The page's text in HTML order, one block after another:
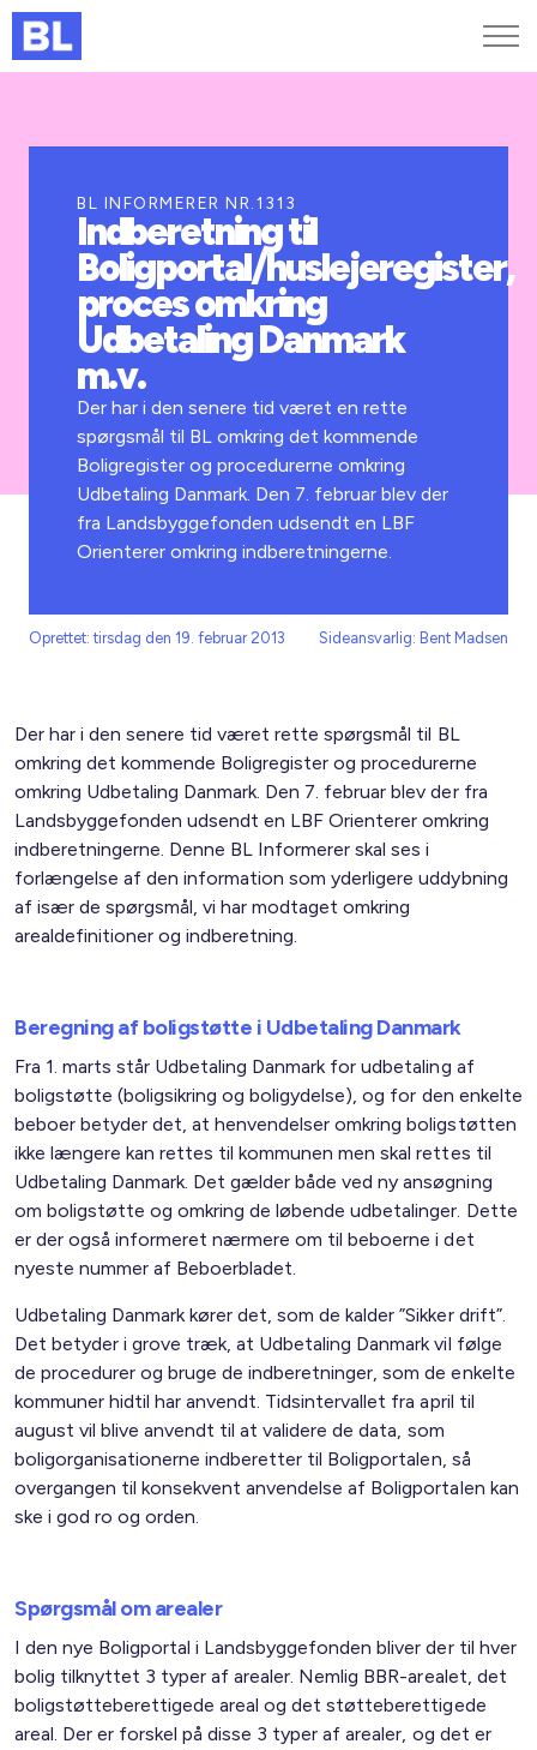
Kurser og arrangementer
Jobportalen
BL INFORMERER NR.1313
Indberetning til
Boligportal/huslejeregister,
proces omkring
Udbetaling Danmark
m.v.
Der har i den senere tid været en rette
spørgsmål til BL omkring det kommende
Boligregister og procedurerne omkring
Udbetaling Danmark. Den 7. februar blev der
fra Landsbyggefonden udsendt en LBF
Orienterer omkring indberetningerne.
Oprettet: tirsdag den 19. februar 2013 Sideansvarlig: Bent Madsen
Der har i den senere tid været rette spørgsmål til BL
omkring det kommende Boligregister og procedurerne
omkring Udbetaling Danmark. Den 7. februar blev der fra
Landsbyggefonden udsendt en LBF Orienterer omkring
indberetningerne. Denne BL Informerer skal ses i
forlængelse af den information som yderligere uddybning
af især de spørgsmål, vi har modtaget omkring
arealdefinitioner og indberetning.
Beregning af boligstøtte i Udbetaling Danmark
Fra 1. marts står Udbetaling Danmark for udbetaling af
boligstøtte (boligsikring og boligydelse), og for den enkelte
beboer betyder det, at henvendelser omkring boligstøtten
ikke længere kan rettes til kommunen men skal rettes til
Udbetaling Danmark. Det gælder både ved ny ansøgning
om boligstøtte og omkring de løbende udbetalinger. Dette
er der også informeret nærmere om til beboerne i det
nyeste nummer af Beboerbladet.
Udbetaling Danmark kører det, som de kalder ”Sikker drift”.
Det betyder i grove træk, at Udbetaling Danmark vil følge
de procedurer og bruge de indberetninger, som de enkelte
kommuner hidtil har anvendt. Tidsintervallet fra april til
august vil blive anvendt til at validere de data, som
boligorganisationerne indberetter til Boligportalen, så
overgangen til konsekvent anvendelse af Boligportalen kan
ske i god ro og orden.
Spørgsmål om arealer
I den nye Boligportal i Landsbyggefonden bliver der til hver
bolig tilknyttet 3 typer af arealer. Nemlig BBR-arealet, det
boligstøtteberettigede areal og det støtteberettigede
areal. Der er forskel på disse 3 typer af arealer, og det er